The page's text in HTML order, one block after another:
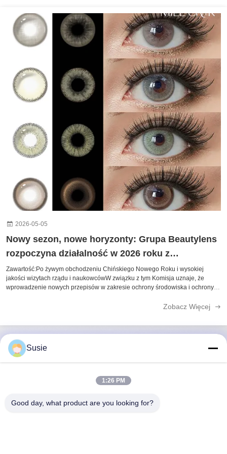
2026-05-05
Nowy sezon, nowe horyzonty: Grupa Beautylens
rozpoczyna działalność w 2026 roku z
zwiększoną zdolnością i ponad 1500 projektami
Zawartość:Po żywym obchodzeniu Chińskiego Nowego Roku i wysokiej
jakości wizytach rządu i naukowcówW związku z tym Komisja uznaje, że
wprowadzenie nowych przepisów w zakresie ochrony środowiska i ochrony
Zobacz Więcej
Pokój 1101, Budynek 5, Plac Gaosheng Times, nr 789
Susie
1:26 PM
Good day, what product are you looking for?